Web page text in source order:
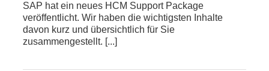
SAP hat ein neues HCM Support Package
veröffentlicht. Wir haben die wichtigsten Inhalte
davon kurz und übersichtlich für Sie
zusammengestellt. [...]